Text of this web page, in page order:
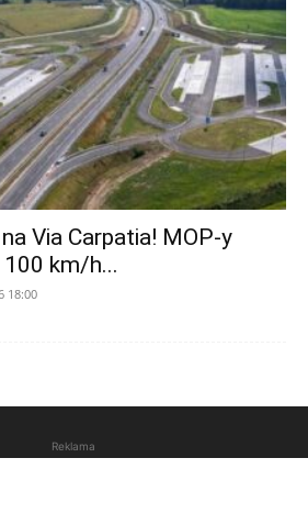
Via Carpatia! MOP-y
km/h...
18:00
Reklama